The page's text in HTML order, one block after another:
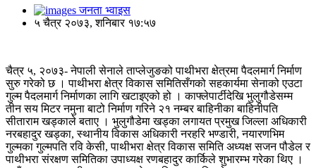
जनता भ्वाइस
५ चैत्र २०७३, शनिबार १७:५७
चैत्र ५, २०७३- नेपाली सेनाले ताप्लेजुङको पाथीभरा क्षेत्रमा पैदलमार्ग निर्माण
सुरु गरेको छ । पाथीभरा क्षेत्र विकास समितिसँगको सहकार्यमा सेनाको एउटा
गुल्म पैदलमार्ग निर्माणका लागि खटाइएको हो । काफ्लेपार्टीदेखि भुलुगौडेसम्म
तीन सय मिटर नमुना बाटो निर्माण गरिने २१ नम्बर बाहिनीका बाहिनीपति
सीताराम खड्काले बताए । भुलुगौडेमा खड्का लगायत प्रमुख जिल्ला अधिकारी
नरबहादुर खड्का, स्थानीय विकास अधिकारी नरहरि भण्डारी, नयारणभिम
गुल्मका गुल्मपति रवि केसी, पाथीभरा क्षेत्र विकास समिति अध्यक्ष सजन पौडेल र
पाथीभरा संरक्षण समितिका उपाध्यक्ष रणबहादुर कार्किले शुभारम्भ गरेका थिए ।